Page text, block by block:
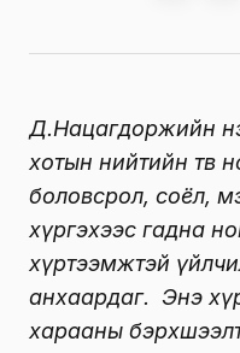
Д.Нацагдоржийн
хотын нийтийн төв
боловсрол, соёл,
хүргэхээс гадна
хүртээмжтэй
анхаардаг. Энэ
харааны